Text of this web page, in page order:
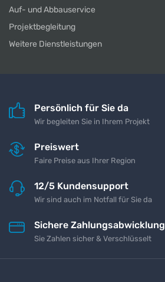
Auf- und Abbauservice
Projektbegleitung
Weitere Dienstleistungen
Persönlich für Sie da
Wir begleiten Sie in Ihrem Projekt
Preiswert
Faire Preise aus Ihrer Region
12/5 Kundensupport
Wir sind auch im Notfall für Sie da
Sichere Zahlungsabwicklung
Sie Zahlen sicher & Verschlüsselt